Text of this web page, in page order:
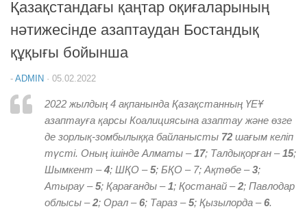
Қазақстандағы қаңтар оқиғаларының
нәтижесінде азаптаудан Бостандық
құқығы бойынша
- ADMIN · 05.02.2022
2022 жылдың 4 ақпанында Қазақстанның ҮЕҰ
азаптауға қарсы Коалициясына азаптау және өзге
де зорлық-зомбылыққа байланысты 72 шағым келіп
түсті. Оның ішінде Алматы –17; Талдықорған –15;
Шымкент –4; ШҚО –5; БҚО – 7; Ақтөбе –3;
Атырау –5; Қарағанды –1; Қостанай –2; Павлодар
облысы –2; Орал –6; Тараз –5; Қызылорда –6.